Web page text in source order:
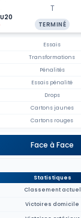
T
TERMINÉ
Essais
Transformations
Pénalités
Essais pénalité
Drops
Cartons jaunes
Cartons rouges
Face à Face
Statistiques
Classement actuel
Victoires domicile